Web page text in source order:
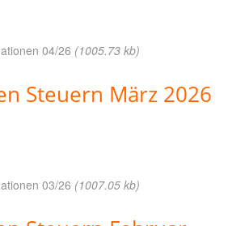
04/26 (1005.73 kb)
Steuern März 2026
03/26 (1007.05 kb)